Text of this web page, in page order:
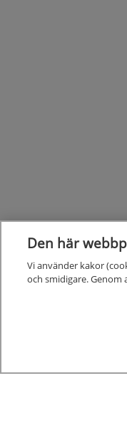
Nya
Den här
Vi använder kakor
och smidigare.